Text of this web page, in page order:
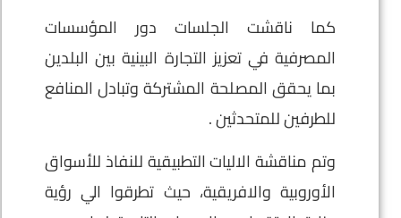
كما ناقشت الجلسات دور المؤسسات
المصرفية في تعزيز التجارة البينية بين البلدين
بما يحقق المصلحة المشتركة وتبادل المنافع
للطرفين للمتحدثين .
وتم مناقشة الاليات التطبيقية للنفاذ للأسواق
الأوروبية والافريقية، حيث تطرقوا الي رؤية